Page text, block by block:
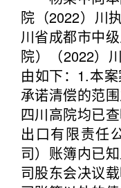
院（2022）川
川省成都市中
院）（2022）
由如下：1.本
承诺清偿的范
四川高院均已
出口有限责任
司）账簿内已
司股东会决议